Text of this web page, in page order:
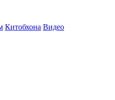
Китобхона Видео